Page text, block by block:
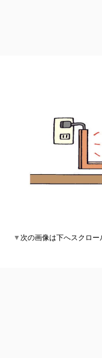
▼次の画像は下へスクロ